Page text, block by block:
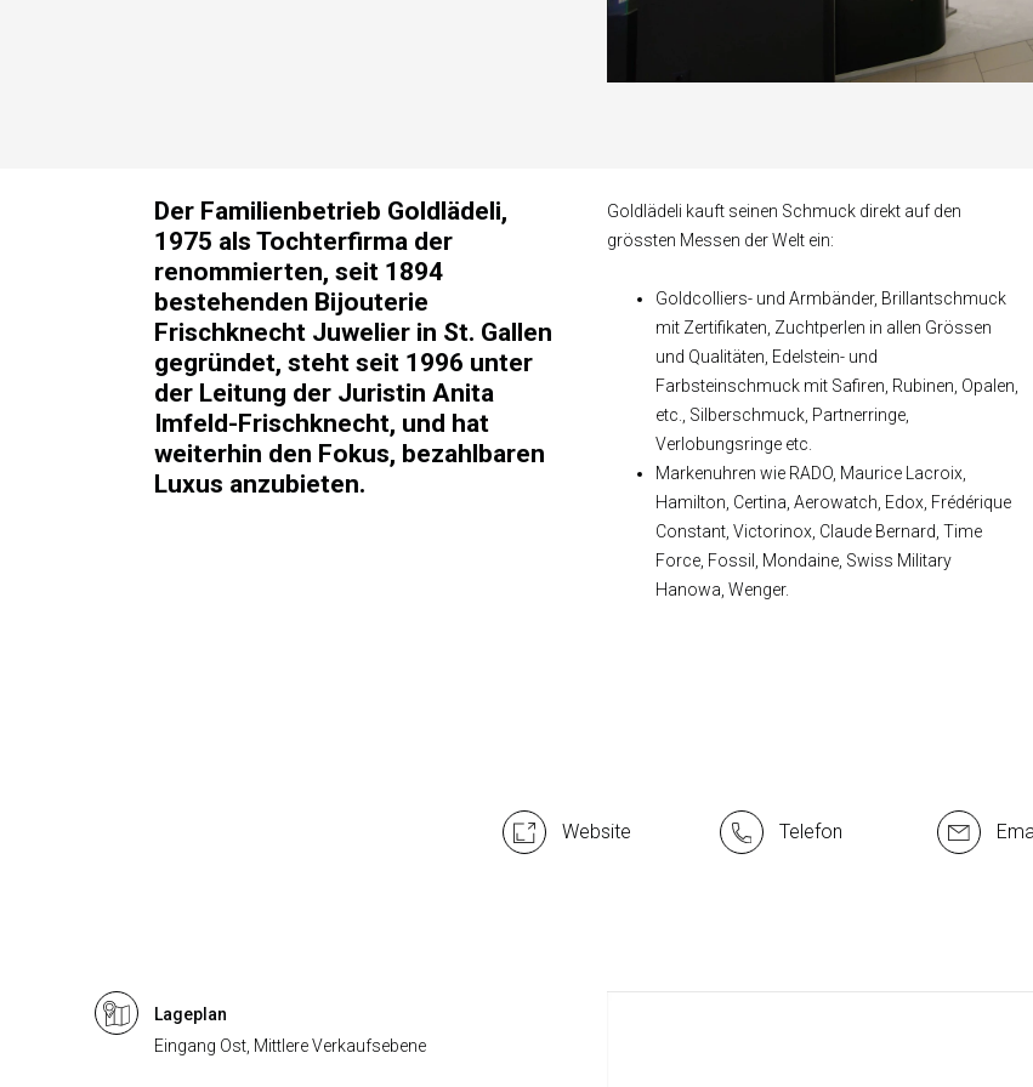
Der Familienbetrieb Goldlädeli,
1975 als Tochterfirma der
renommierten, seit 1894
bestehenden Bijouterie
Frischknecht Juwelier in St. Gallen
gegründet, steht seit 1996 unter
der Leitung der Juristin Anita
Imfeld-Frischknecht, und hat
weiterhin den Fokus, bezahlbaren
Luxus anzubieten.
Goldlädeli kauft seinen Schmuck direkt auf den
grössten Messen der Welt ein:
Goldcolliers- und Armbänder, Brillantschmuck
mit Zertifikaten, Zuchtperlen in allen Grössen
und Qualitäten, Edelstein- und
Farbsteinschmuck mit Safiren, Rubinen, Opalen,
etc., Silberschmuck, Partnerringe,
Verlobungsringe etc.
Markenuhren wie RADO, Maurice Lacroix,
Hamilton, Certina, Aerowatch, Edox, Frédérique
Constant, Victorinox, Claude Bernard, Time
Force, Fossil, Mondaine, Swiss Military
Hanowa, Wenger.
Website Telefon
Lageplan
Eingang Ost, Mittlere Verkaufsebene